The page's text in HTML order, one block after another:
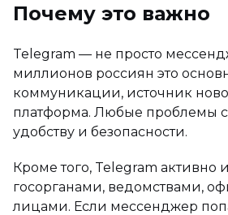
Почему это важно
Telegram — не просто
миллионов россиян это
коммуникации, источник
платформа. Любые проблемы
удобству и безопасности.
Кроме того, Telegram активно
госорганами, ведомствами,
лицами. Если мессенджер